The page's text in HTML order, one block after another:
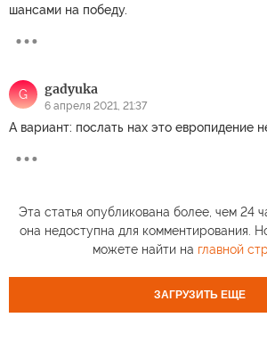
шансами на победу.
G gadyuka
6 апреля 2021, 21:37
А вариант: послать нах это европидение
Эта статья опубликована более, чем 24
она недоступна для комментирования.
можете найти на главной
ЗАГРУЗИТЬ ЕЩЕ